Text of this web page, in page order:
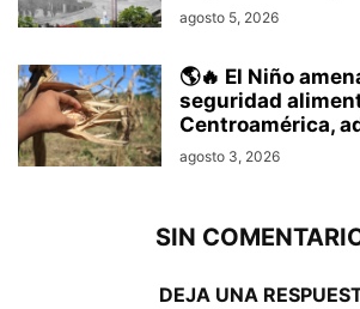
agosto 5, 2026
🌎🔥 El Niño
seguridad
Centroamérica,
agosto 3, 2026
SIN
DEJA UNA